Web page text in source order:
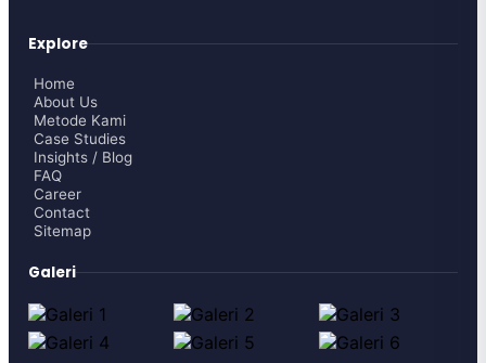
Explore
Home
About Us
Metode Kami
Case Studies
Insights / Blog
FAQ
Career
Contact
Sitemap
Galeri